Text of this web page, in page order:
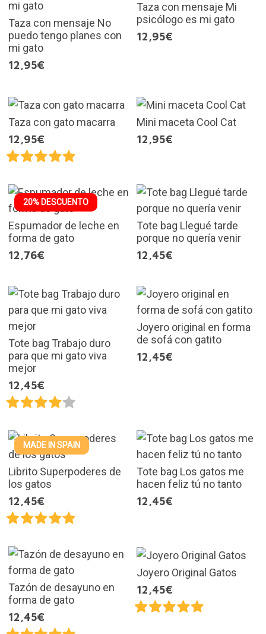
Taza con mensaje No
puedo tengo planes con
mi gato
12,95€
Taza con mensaje Mi
psicólogo es mi gato
12,95€
Taza con gato macarra
12,95€
Mini maceta Cool Cat
12,95€
20% DESCUENTO
Espumador de leche en
forma de gato
12,76€
Tote bag Llegué tarde
porque no quería venir
12,45€
Tote bag Trabajo duro
para que mi gato viva
mejor
12,45€
Joyero original en forma
de sofá con gatito
12,45€
MADE IN SPAIN
Librito Superpoderes de
los gatos
12,45€
Tote bag Los gatos me
hacen feliz tú no tanto
12,45€
Tazón de desayuno en
forma de gato
12,45€
Joyero Original Gatos
12,45€